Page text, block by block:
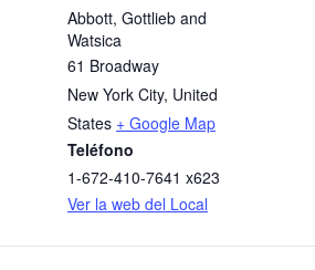
Abbott, Gottlieb and
Watsica
61 Broadway
New York City, United
States + Google Map
Teléfono
1-672-410-7641 x623
Ver la web del Local